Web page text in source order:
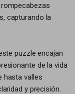
capturando la
puzzle encajan
de la vida
hasta valles
y precisión.